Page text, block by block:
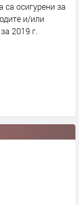
са осигурени за
и/или
2019 г.